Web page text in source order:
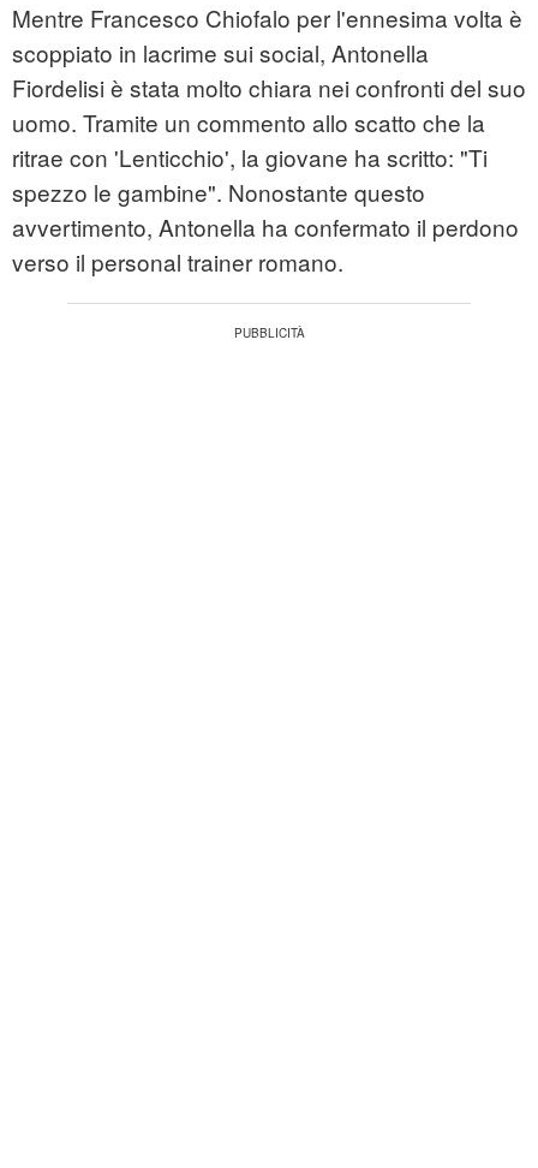
Mentre Francesco Chiofalo per l'ennesima volta è
scoppiato in lacrime sui social, Antonella
Fiordelisi è stata molto chiara nei confronti del suo
uomo. Tramite un commento allo scatto che la
ritrae con 'Lenticchio', la giovane ha scritto: "Ti
spezzo le gambine". Nonostante questo
avvertimento, Antonella ha confermato il perdono
verso il personal trainer romano.